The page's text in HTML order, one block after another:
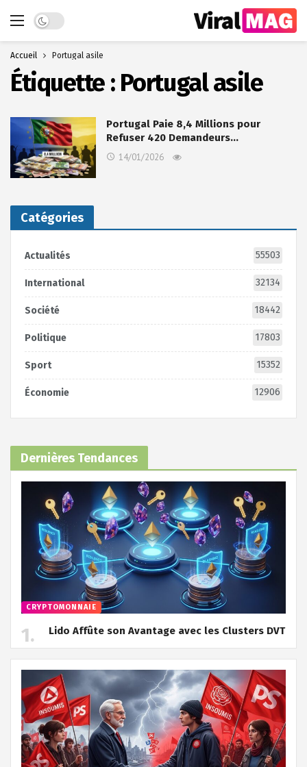
Dark mode
Accueil Portugal asile
Étiquette : Portugal asile
Portugal Paie 8,4 Millions pour
Refuser 420 Demandeurs…
14/01/2026
Catégories
Actualités 55503
International 32134
Société 18442
Politique 17803
Sport 15352
Économie 12906
Dernières Tendances
CRYPTOMONNAIE
Lido Affûte son Avantage avec les Clusters DVT